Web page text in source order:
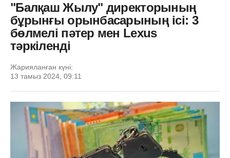
"Балқаш Жылу" директорының
бұрынғы орынбасарының ісі: 3
бөлмелі пәтер мен Lexus
тәркіленді
Жарияланған күні:
13 тамыз 2024, 09:11